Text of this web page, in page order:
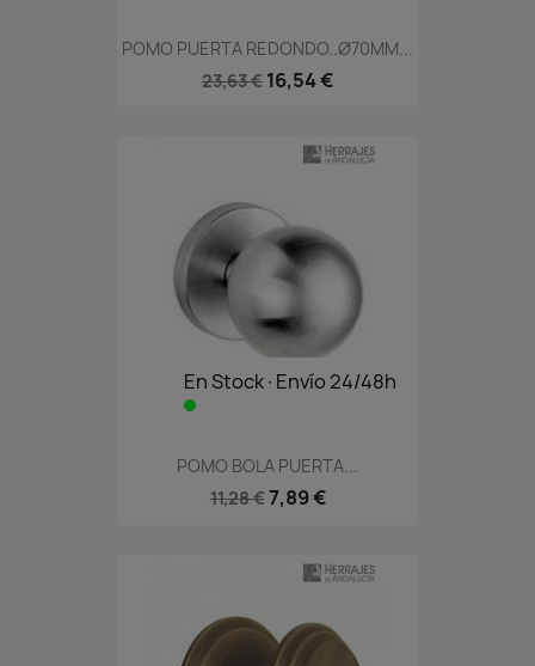
POMO PUERTA REDONDO..Ø70MM...
23,63 € 16,54 €
En Stock·Envío 24/48h
POMO BOLA PUERTA...
11,28 €7,89 €